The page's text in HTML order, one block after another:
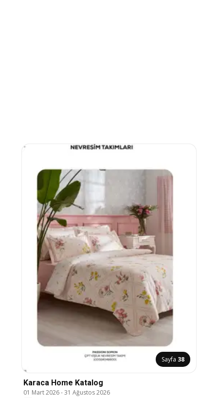
Sayfa 38
Karaca Home Katalog
01 Mart 2026-31 Ağustos 2026